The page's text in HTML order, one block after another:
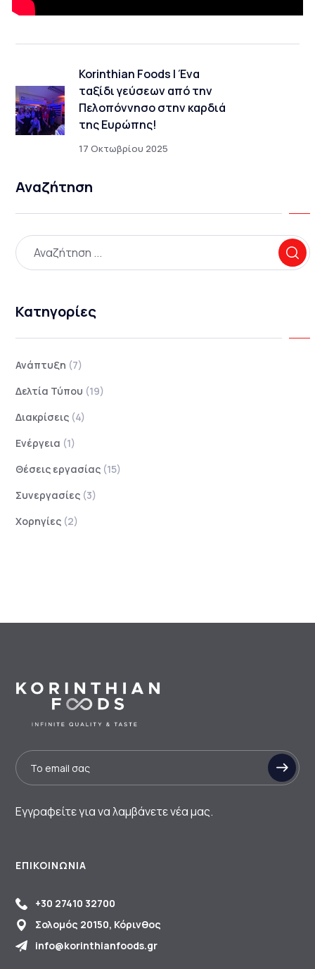
Korinthian Foods | Ένα
ταξίδι γεύσεων από την
Πελοπόννησο στην καρδιά
της Ευρώπης!
17 Οκτωβρίου 2025
Αναζήτηση
Κατηγορίες
Ανάπτυξη (7)
Δελτία Τύπου (19)
Διακρίσεις (4)
Ενέργεια (1)
Θέσεις εργασίας (15)
Συνεργασίες (3)
Χορηγίες (2)
Εγγραφείτε για να λαμβάνετε νέα μας.
ΕΠΙΚΟΙΝΩΝΊΑ
+30 27410 32700
Σολομός 20150, Κόρινθος
info@korinthianfoods.gr